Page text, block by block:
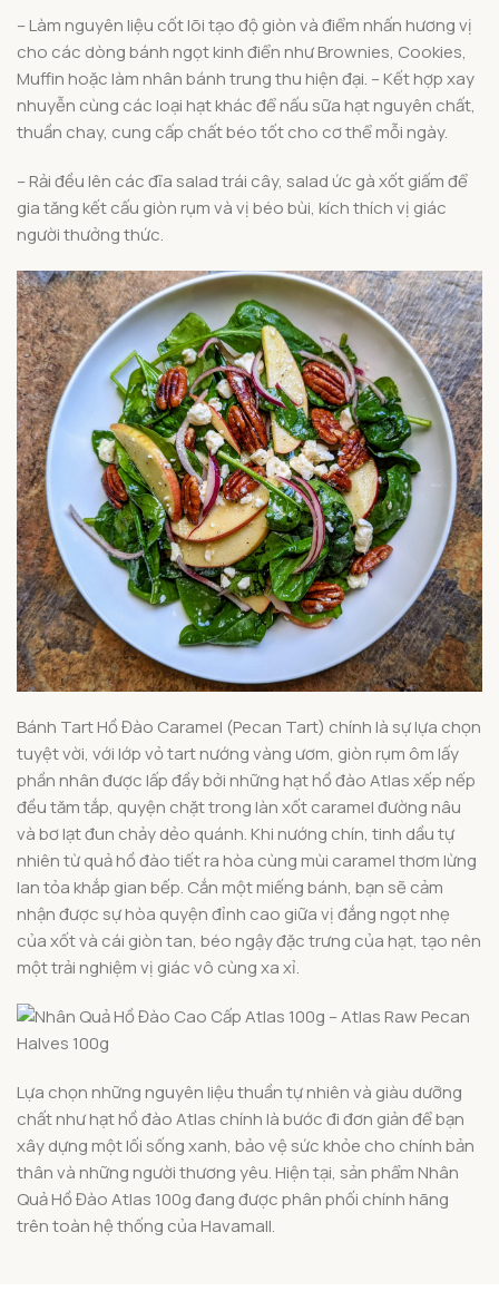
– Làm nguyên liệu cốt lõi tạo độ giòn và điểm nhấn hương vị
cho các dòng bánh ngọt kinh điển như Brownies, Cookies,
Muffin hoặc làm nhân bánh trung thu hiện đại. – Kết hợp xay
nhuyễn cùng các loại hạt khác để nấu sữa hạt nguyên chất,
thuần chay, cung cấp chất béo tốt cho cơ thể mỗi ngày.
– Rải đều lên các đĩa salad trái cây, salad ức gà xốt giấm để
gia tăng kết cấu giòn rụm và vị béo bùi, kích thích vị giác
người thưởng thức.
Bánh Tart Hồ Đào Caramel (Pecan Tart) chính là sự lựa chọn
tuyệt vời, với lớp vỏ tart nướng vàng ươm, giòn rụm ôm lấy
phần nhân được lấp đầy bởi những hạt hồ đào Atlas xếp nếp
đều tăm tắp, quyện chặt trong làn xốt caramel đường nâu
và bơ lạt đun chảy dẻo quánh. Khi nướng chín, tinh dầu tự
nhiên từ quả hồ đào tiết ra hòa cùng mùi caramel thơm lừng
lan tỏa khắp gian bếp. Cắn một miếng bánh, bạn sẽ cảm
nhận được sự hòa quyện đỉnh cao giữa vị đắng ngọt nhẹ
của xốt và cái giòn tan, béo ngậy đặc trưng của hạt, tạo nên
một trải nghiệm vị giác vô cùng xa xỉ.
Lựa chọn những nguyên liệu thuần tự nhiên và giàu dưỡng
chất như hạt hồ đào Atlas chính là bước đi đơn giản để bạn
xây dựng một lối sống xanh, bảo vệ sức khỏe cho chính bản
thân và những người thương yêu. Hiện tại, sản phẩm Nhân
Quả Hồ Đào Atlas 100g đang được phân phối chính hãng
trên toàn hệ thống của Havamall.